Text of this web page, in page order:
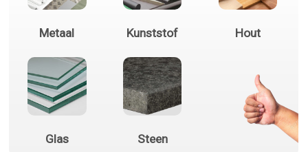
Metaal Kunststof Hout
Glas Steen